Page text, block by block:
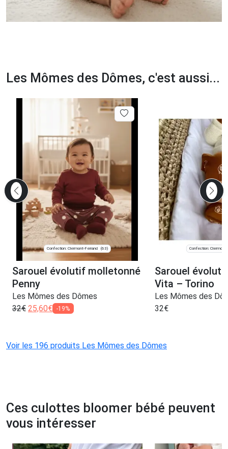
Les Mômes des Dômes, c'est aussi...
Confection: Clermont-Ferrand (63)
Sarouel évolutif molletonné
Penny
Les Mômes des Dômes
32€ 25,60€ -19%
Confection: Clermont-
Sarouel
Vita – Torino
Les Mômes des
32€
Voir les 196 produits Les Mômes des Dômes
Ces culottes bloomer bébé peuvent
vous intéresser